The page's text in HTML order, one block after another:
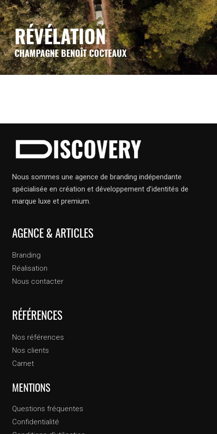
RÉVÉLATION
CHAMPAGNE BENOÎT COCTEAUX
Nous sommes une agence de branding indépendante
spécialisée en création et développement d’identités de
marque luxe et premium.
AGENCE & ARTICLES
Branding
Réalisation
Nous contacter
RÉFÉRENCES
Nos références
Nos clients
Carnet
MENTIONS
Questions fréquentes
Confidentialité